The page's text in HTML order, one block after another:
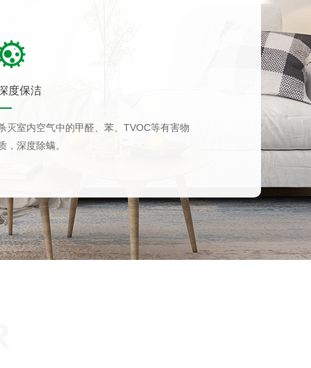
度保洁
灭室内空气中的甲醛、苯、TVOC等有害物
，深度除螨。